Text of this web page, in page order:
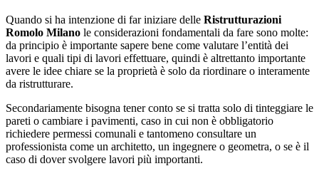
Quando si ha intenzione di far iniziare delle Ristrutturazioni
Romolo Milano le considerazioni fondamentali da fare sono molte:
da principio è importante sapere bene come valutare l’entità dei
lavori e quali tipi di lavori effettuare, quindi è altrettanto importante
avere le idee chiare se la proprietà è solo da riordinare o interamente
da ristrutturare.
Secondariamente bisogna tener conto se si tratta solo di tinteggiare le
pareti o cambiare i pavimenti, caso in cui non è obbligatorio
richiedere permessi comunali e tantomeno consultare un
professionista come un architetto, un ingegnere o geometra, o se è il
caso di dover svolgere lavori più importanti.